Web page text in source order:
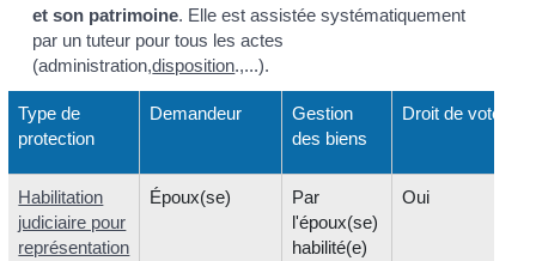
et son patrimoine. Elle est assistée systématiquement
par un tuteur pour tous les actes
(administration,disposition.,...).
Type de
protection
Demandeur
Gestion
des biens
Droit de vote
Habilitation
judiciaire pour
représentation
Époux(se)
Par
l'époux(se)
habilité(e)
Oui